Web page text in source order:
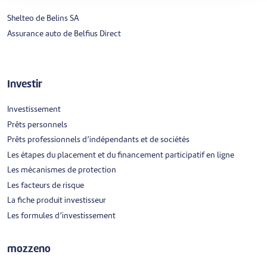
Shelteo de Belins SA
Assurance auto de Belfius Direct
Investir
Investissement
Prêts personnels
Prêts professionnels d’indépendants et de sociétés
Les étapes du placement et du financement participatif en ligne
Les mécanismes de protection
Les facteurs de risque
La fiche produit investisseur
Les formules d’investissement
mozzeno